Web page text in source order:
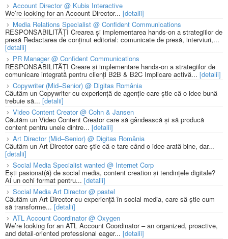
Account Director @ Kubis Interactive
We’re looking for an Account Director... [detalii]
Media Relations Specialist @ Confident Communications
RESPONSABILITĂȚI Crearea și implementarea hands-on a strategiilor de
presă Redactarea de conținut editorial: comunicate de presă, interviuri,...
[detalii]
PR Manager @ Confident Communications
RESPONSABILITĂȚI Creare și implementare hands-on a strategiilor de
comunicare integrată pentru clienți B2B & B2C Implicare activă... [detalii]
Copywriter (Mid–Senior) @ Digitas România
Căutăm un Copywriter cu experiență de agenție care știe că o idee bună
trebuie să... [detalii]
Video Content Creator @ Cohn & Jansen
Căutăm un Video Content Creator care să gândească și să producă
content pentru unele dintre... [detalii]
Art Director (Mid–Senior) @ Digitas România
Căutăm un Art Director care știe că e tare când o idee arată bine, dar...
[detalii]
Social Media Specialist wanted @ Internet Corp
Ești pasionat(ă) de social media, content creation și tendințele digitale?
Ai un ochi format pentru... [detalii]
Social Media Art Director @ pastel
Căutăm un Art Director cu experiență în social media, care să știe cum
să transforme... [detalii]
ATL Account Coordinator @ Oxygen
We’re looking for an ATL Account Coordinator – an organized, proactive,
and detail-oriented professional eager... [detalii]